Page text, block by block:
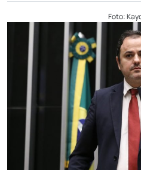
Foto: